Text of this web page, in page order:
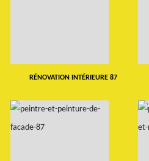
RÉNOVATION INTÉRIEURE 87